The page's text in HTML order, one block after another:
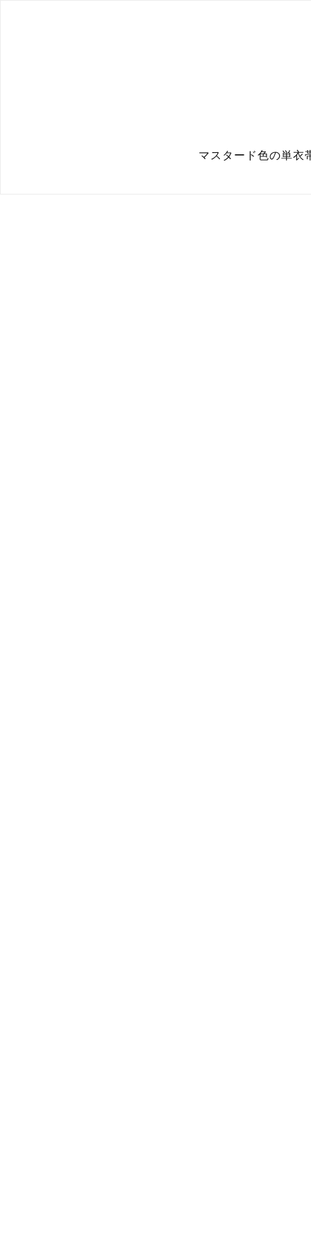
マスタード色の単衣